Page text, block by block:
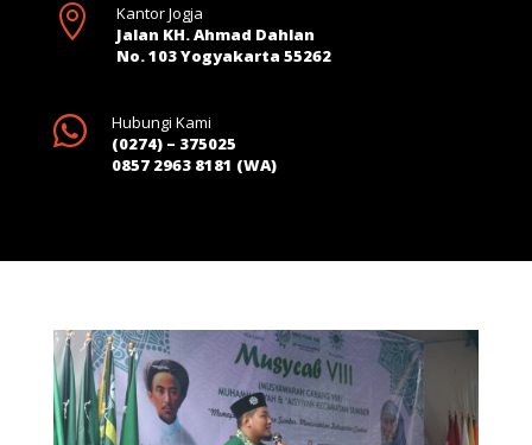

Kantor Jogja
Jalan KH. Ahmad Dahlan
No. 103 Yogyakarta 55262

Hubungi Kami
(0274) – 375025
0857 2963 8181 (WA)